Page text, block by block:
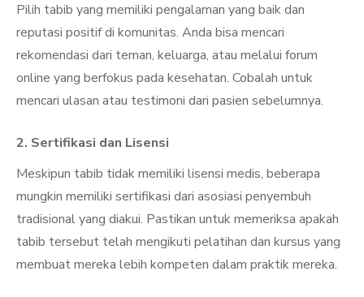
Pilih tabib yang memiliki pengalaman yang baik dan
reputasi positif di komunitas. Anda bisa mencari
rekomendasi dari teman, keluarga, atau melalui forum
online yang berfokus pada kesehatan. Cobalah untuk
mencari ulasan atau testimoni dari pasien sebelumnya.
2. Sertifikasi dan Lisensi
Meskipun tabib tidak memiliki lisensi medis, beberapa
mungkin memiliki sertifikasi dari asosiasi penyembuh
tradisional yang diakui. Pastikan untuk memeriksa apakah
tabib tersebut telah mengikuti pelatihan dan kursus yang
membuat mereka lebih kompeten dalam praktik mereka.